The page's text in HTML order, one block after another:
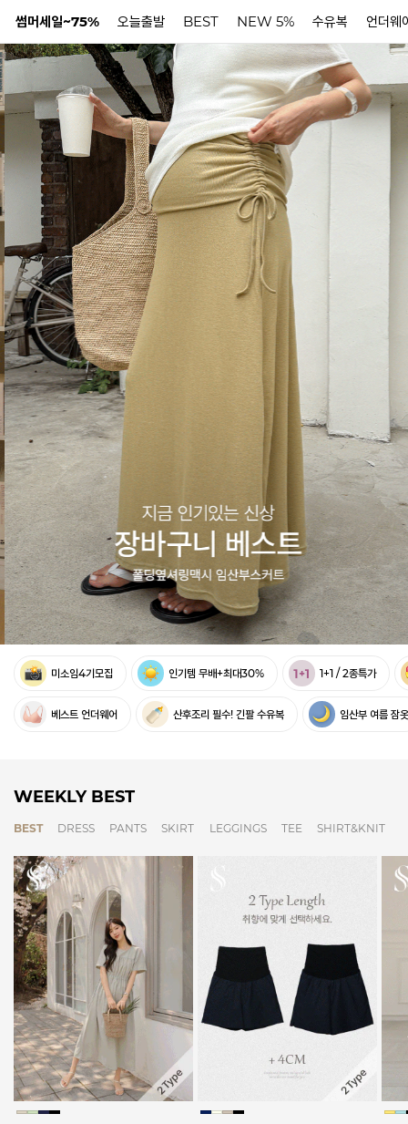
썸머세일~75% 오늘출발 BEST NEW 5% 수유복 언더웨
미소임4기모집 인기템 무배+최대30% 1+1 / 2종특가
베스트 언더웨어 산후조리 필수! 긴팔 수유복 임산부 여름 잠옷
WEEKLY BEST
BEST DRESS PANTS SKIRT LEGGINGS TEE SHIRT&KNIT